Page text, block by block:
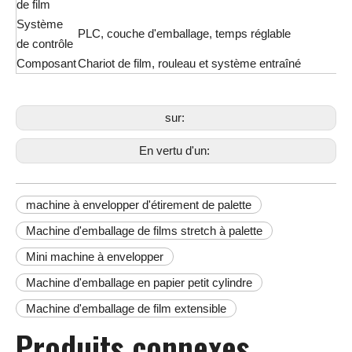
de film
Système
de contrôle
PLC, couche d'emballage, temps réglable
ComposantChariot de film, rouleau et système entraîné
sur:
En vertu d'un:
machine à envelopper d'étirement de palette
Machine d'emballage de films stretch à palette
Mini machine à envelopper
Machine d'emballage en papier petit cylindre
Machine d'emballage de film extensible